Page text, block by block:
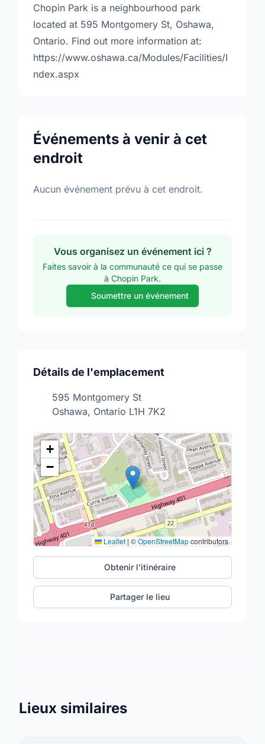
Chopin Park is a neighbourhood park
located at 595 Montgomery St, Oshawa,
Ontario. Find out more information at:
https://www.oshawa.ca/Modules/Facilities/I
ndex.aspx
Événements à venir à cet
endroit
Aucun événement prévu à cet endroit.
Vous organisez un événement ici ?
Faites savoir à la communauté ce qui se passe
à Chopin Park.
Soumettre un événement
Détails de l'emplacement
595 Montgomery St
Oshawa, Ontario L1H 7K2
+
−
Leaflet| ©OpenStreetMapcontributors
Obtenir l'itinéraire
Partager le lieu
Lieux similaires